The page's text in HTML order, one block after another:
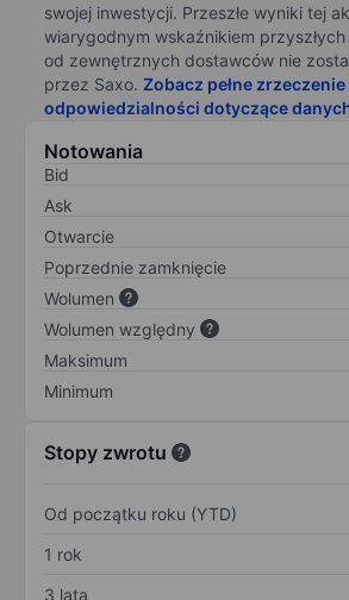
swojej inwestycji. Przeszłe wyniki tej
wiarygodnym wskaźnikiem
od zewnętrznych dostawców nie
przez Saxo. Zobacz pełne zrzeczenie
odpowiedzialności dotyczące
Notowania
Bid
Ask
Otwarcie
Poprzednie zamknięcie
Wolumen
Wolumen względny
Maksimum
Minimum
Stopy zwrotu
Od początku roku (YTD)
1 rok
3 lata